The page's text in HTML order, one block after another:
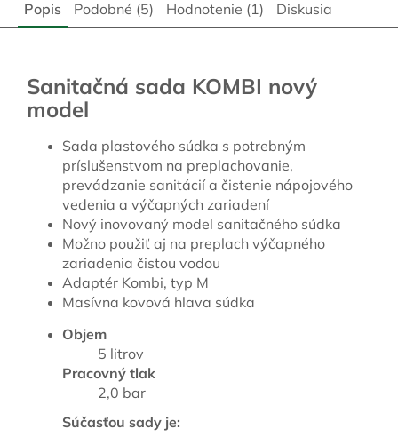
Popis Podobné (5) Hodnotenie (1) Diskusia
Sanitačná sada KOMBI nový
model
Sada plastového súdka s potrebným
príslušenstvom na preplachovanie,
prevádzanie sanitácií a čistenie nápojového
vedenia a výčapných zariadení
Nový inovovaný model sanitačného súdka
Možno použiť aj na preplach výčapného
zariadenia čistou vodou
Adaptér Kombi, typ M
Masívna kovová hlava súdka
Objem
5 litrov
Pracovný tlak
2,0 bar
Súčasťou sady je: